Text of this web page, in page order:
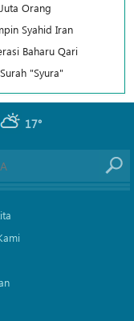
Orang
Syahid Iran
Baharu Qari
"Syura"
17°